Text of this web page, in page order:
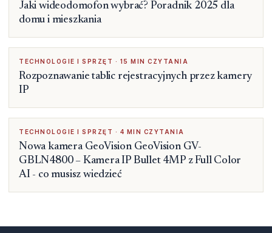
Jaki wideodomofon wybrać? Poradnik 2025 dla
domu i mieszkania
TECHNOLOGIE I SPRZĘT · 15 MIN CZYTANIA
Rozpoznawanie tablic rejestracyjnych przez kamery
IP
TECHNOLOGIE I SPRZĘT · 4 MIN CZYTANIA
Nowa kamera GeoVision GeoVision GV-
GBLN4800 – Kamera IP Bullet 4MP z Full Color
AI - co musisz wiedzieć